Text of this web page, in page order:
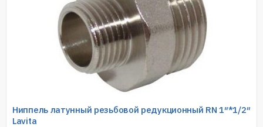
Ниппель латунный резьбовой редукционный RN 1″*1/2″
Lavita